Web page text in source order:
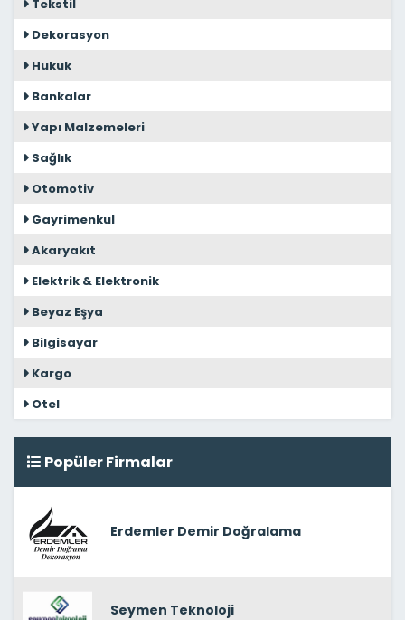
Tekstil
Dekorasyon
Hukuk
Bankalar
Yapı Malzemeleri
Sağlık
Otomotiv
Gayrimenkul
Akaryakıt
Elektrik & Elektronik
Beyaz Eşya
Bilgisayar
Kargo
Otel
Popüler Firmalar
Erdemler Demir Doğralama
Seymen Teknoloji